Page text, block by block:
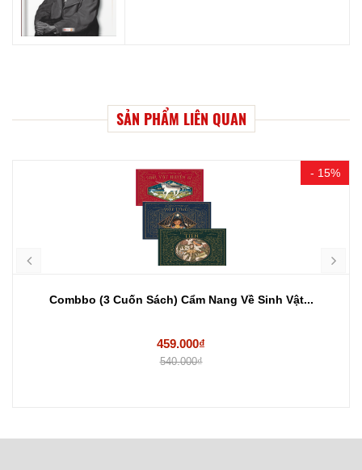
SẢN PHẨM LIÊN QUAN
- 15%
Combbo (3 Cuốn Sách) Cẩm Nang Về Sinh Vật...
459.000₫
540.000₫